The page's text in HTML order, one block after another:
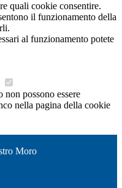
quali cookie consentire.
il funzionamento della
al funzionamento potete
possono essere
nella pagina della cookie
Moro